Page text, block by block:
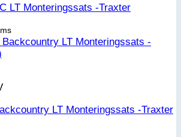
LT Monteringssats -Traxter
LT Monteringssats -Traxter